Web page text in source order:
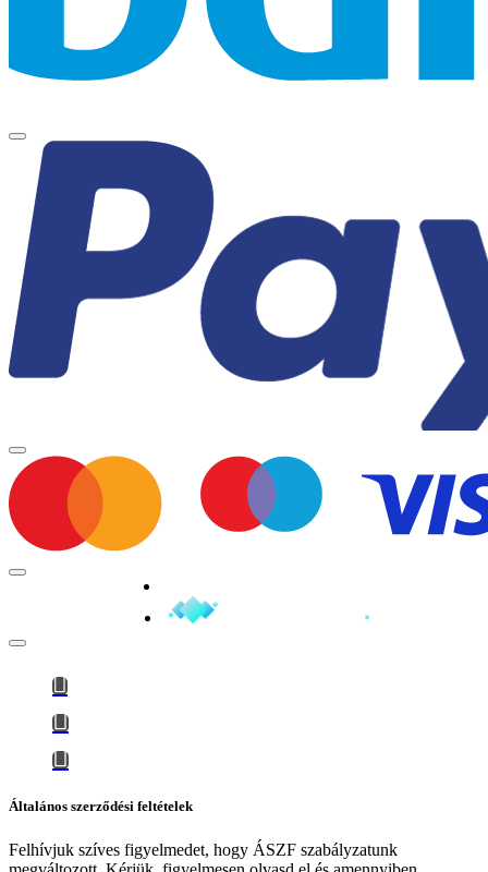
Általános szerződési feltételek
Felhívjuk szíves figyelmedet, hogy ÁSZF szabályzatunk